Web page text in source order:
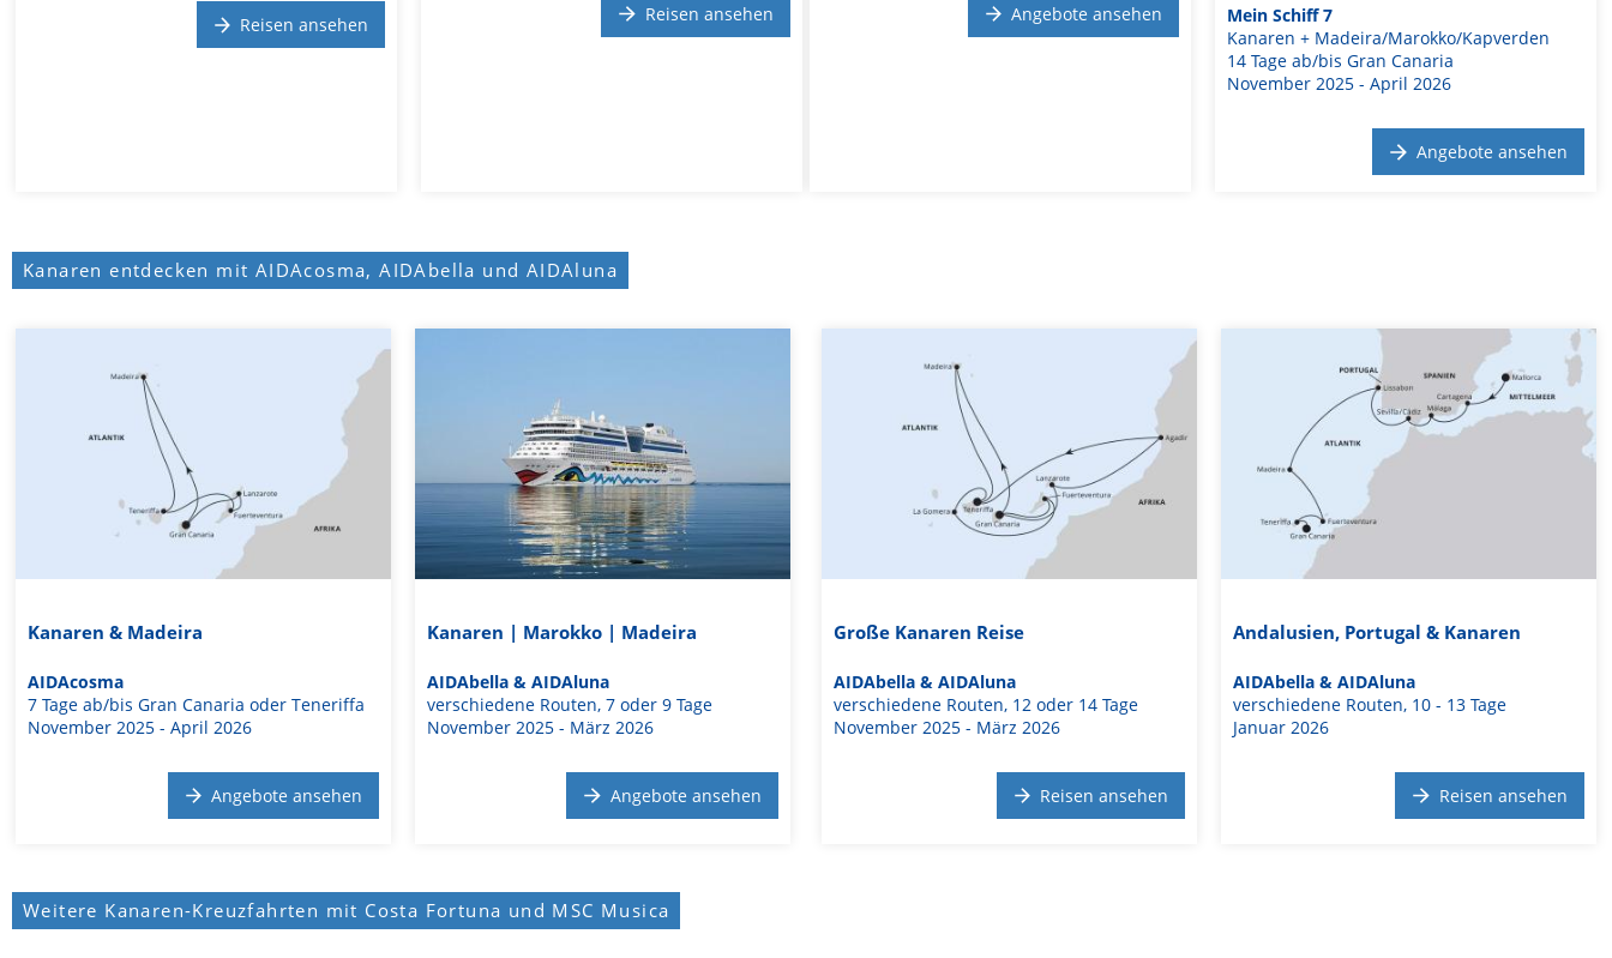
Reisen ansehen Reisen ansehen Angebote ansehen
Mein Schiff 7
Kanaren + Madeira/Marokko/Kapverden
14 Tage ab/bis Gran Canaria
November 2025 - April 2026
Angebote ansehen
Kanaren entdecken mit AIDAcosma, AIDAbella und AIDAluna
Kanaren & Madeira
AIDAcosma
7 Tage ab/bis Gran Canaria oder Teneriffa
November 2025 - April 2026
Angebote ansehen
Kanaren | Marokko | Madeira
AIDAbella & AIDAluna
verschiedene Routen, 7 oder 9 Tage
November 2025 - März 2026
Angebote ansehen
Große Kanaren Reise
AIDAbella & AIDAluna
verschiedene Routen, 12 oder 14 Tage
November 2025 - März 2026
Reisen ansehen
Andalusien, Portugal & Kanaren
AIDAbella & AIDAluna
verschiedene Routen, 10 - 13 Tage
Januar 2026
Reisen ansehen
Weitere Kanaren-Kreuzfahrten mit Costa Fortuna und MSC Musica